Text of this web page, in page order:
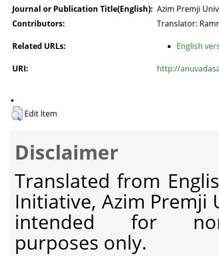
Journal or Publication Title(English): Azim Premji
Contributors:
Translator:
Related URLs: English
URI: http://
.
Edit Item
Disclaimer
Translated from
Initiative, Azim Premji
intended for non-
purposes only.